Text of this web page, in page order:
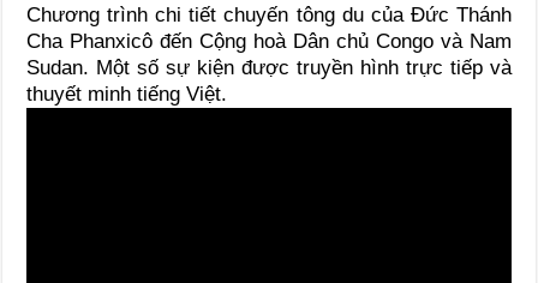
Chương trình chi tiết chuyến tông du của Đức Thánh
Cha Phanxicô đến Cộng hoà Dân chủ Congo và Nam
Sudan. Một số sự kiện được truyền hình trực tiếp và
thuyết minh tiếng Việt.